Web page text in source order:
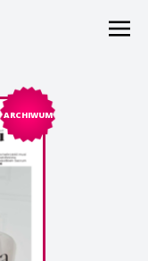
ARCHIWUM